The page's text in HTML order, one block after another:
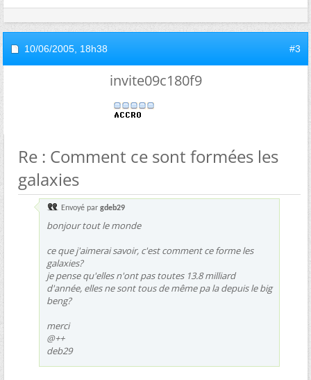
10/06/2005, 18h38 #3
invite09c180f9
Re : Comment ce sont formées les
galaxies
Envoyé par gdeb29
bonjour tout le monde
ce que j'aimerai savoir, c'est comment ce forme les
galaxies?
je pense qu'elles n'ont pas toutes 13.8 milliard
d'année, elles ne sont tous de même pa la depuis le big
beng?
merci
@++
deb29